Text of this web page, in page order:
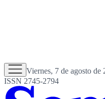
Viernes, 7 de agosto de
ISSN 2745-2794